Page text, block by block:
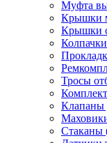
Муфта
Крышки
Крышки
Тросы
Клапаны
Стаканы